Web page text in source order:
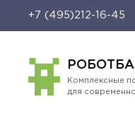
+7 (495)212-16-45
Комплексные
для